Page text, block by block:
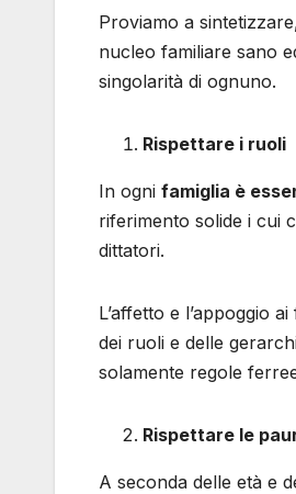
Proviamo a
nucleo familiare sano
singolarità di ognuno.
Rispettare i ruoli
In ogni famiglia è
riferimento solide i cui
dittatori.
L’affetto e l’appoggio
dei ruoli e delle
solamente regole
Rispettare le
A seconda delle età e